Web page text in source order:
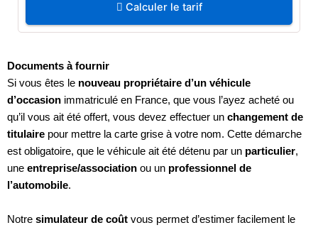
Calculer le tarif
Documents à fournir
Si vous êtes le nouveau propriétaire d’un véhicule
d’occasion immatriculé en France, que vous l’ayez acheté ou
qu’il vous ait été offert, vous devez effectuer un changement de
titulaire pour mettre la carte grise à votre nom. Cette démarche
est obligatoire, que le véhicule ait été détenu par un particulier,
une entreprise/association ou un professionnel de
l’automobile.
Notre simulateur de coût vous permet d’estimer facilement le